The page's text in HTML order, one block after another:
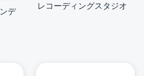
デ
レコーディングスタジオ